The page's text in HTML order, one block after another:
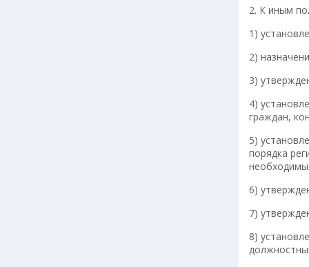
2. К иным
1)
2)
3)
4)
граждан,
5)
порядка
6)
7)
8)